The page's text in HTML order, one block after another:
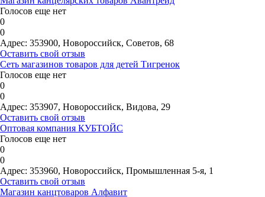
Голосов еще нет
0
0
Адрес: 353900, Новороссийск, Советов, 68
Оставить свой отзыв
Сеть магазинов товаров для детей Тигренок
Голосов еще нет
0
0
Адрес: 353907, Новороссийск, Видова, 29
Оставить свой отзыв
Оптовая компания КУБТОЙС
Голосов еще нет
0
0
Адрес: 353960, Новороссийск, Промышленная 5-я, 1
Оставить свой отзыв
Магазин канцтоваров Алфавит